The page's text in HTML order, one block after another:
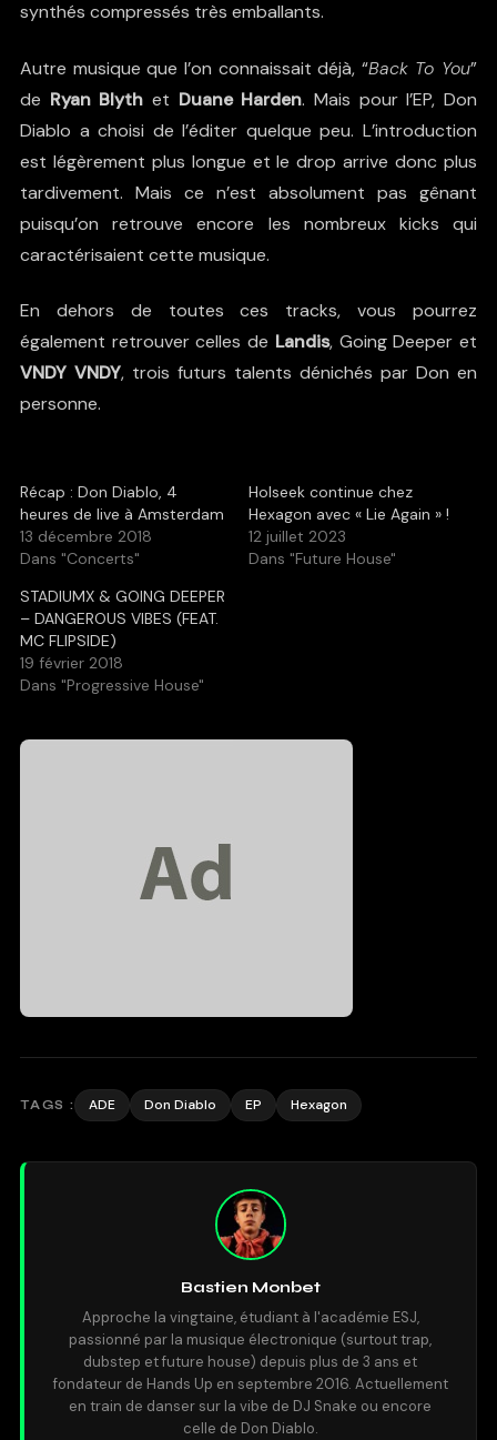
synthés compressés très emballants.
Autre musique que l’on connaissait déjà, “Back To You”
de Ryan Blyth et Duane Harden. Mais pour l’EP, Don
Diablo a choisi de l’éditer quelque peu. L’introduction
est légèrement plus longue et le drop arrive donc plus
tardivement. Mais ce n’est absolument pas gênant
puisqu’on retrouve encore les nombreux kicks qui
caractérisaient cette musique.
En dehors de toutes ces tracks, vous pourrez
également retrouver celles de Landis, Going Deeper et
VNDY VNDY, trois futurs talents dénichés par Don en
personne.
Récap : Don Diablo, 4
heures de live à Amsterdam
13 décembre 2018
Dans "Concerts"
Holseek continue chez
Hexagon avec « Lie Again » !
12 juillet 2023
Dans "Future House"
STADIUMX & GOING DEEPER
– DANGEROUS VIBES (FEAT.
MC FLIPSIDE)
19 février 2018
Dans "Progressive House"
TAGS : ADE Don Diablo EP Hexagon
Bastien Monbet
Approche la vingtaine, étudiant à l'académie ESJ,
passionné par la musique électronique (surtout trap,
dubstep et future house) depuis plus de 3 ans et
fondateur de Hands Up en septembre 2016. Actuellement
en train de danser sur la vibe de DJ Snake ou encore
celle de Don Diablo.